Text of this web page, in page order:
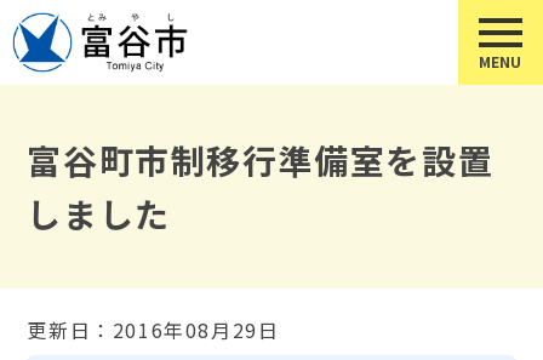
富谷町市制移行準備室を設置
しました
更新日：2016年08月29日